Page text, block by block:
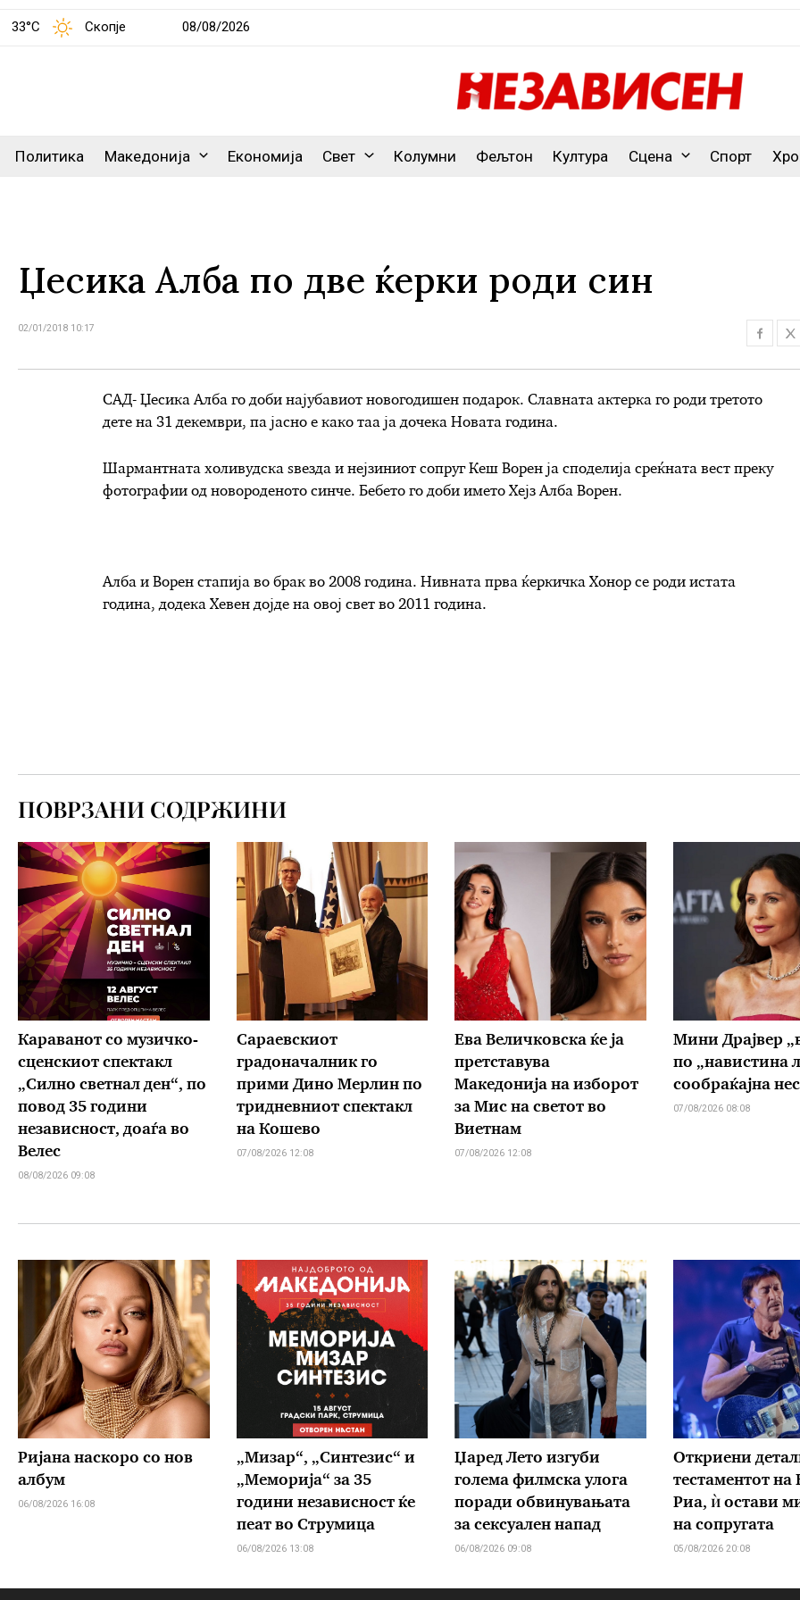
33°C Скопје 08/08/2026
Политика Македонија Економија Свет Колумни Фељтон Култура Сцена Спорт
Џесика Алба по две ќерки роди син
02/01/2018 10:17
САД- Џесика Алба го доби најубавиот новогодишен подарок. Славната актерка го роди третото
дете на 31 декември, па јасно е како таа ја дочека Новата година.
Шармантната холивудска ѕвезда и нејзиниот сопруг Кеш Ворен ја споделија среќната вест преку
фотографии од новороденото синче. Бебето го доби името Хејз Алба Ворен.
Алба и Ворен стапија во брак во 2008 година. Нивната прва ќеркичка Хонор се роди истата
година, додека Хевен дојде на овој свет во 2011 година.
ПОВРЗАНИ СОДРЖИНИ
Караванот со музичкo-
сценскиот спектакл
„Силно светнал ден“, по
повод 35 години
независност, доаѓа во
Велес
08/08/2026 09:08
Сараевскиот
градоначалник го
прими Дино Мерлин по
тридневниот спектакл
на Кошево
07/08/2026 12:08
Ева Величковска ќе ја
претставува
Македонија на изборот
за Мис на светот во
Виетнам
07/08/2026 12:08
Мини Драјвер
по „навистина
сообраќајна
07/08/2026 08:08
Ријана наскоро со нов
албум
06/08/2026 16:08
„Мизар“, „Синтезис“ и
„Меморија“ за 35
години независност ќе
пеат во Струмица
06/08/2026 13:08
Џаред Лето изгуби
голема филмска улога
поради обвинувањата
за сексуален напад
06/08/2026 09:08
Откриени
тестаментот на
Риа, ѝ остави
на сопругата
05/08/2026 20:08